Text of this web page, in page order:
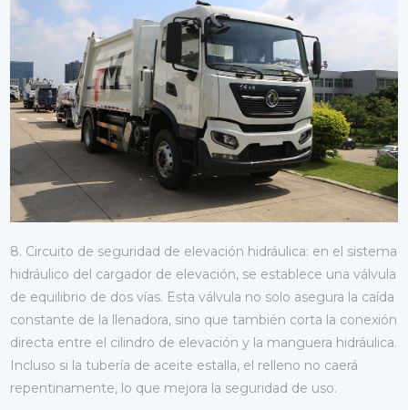
8. Circuito de seguridad de elevación hidráulica: en el sistema
hidráulico del cargador de elevación, se establece una válvula
de equilibrio de dos vías. Esta válvula no solo asegura la caída
constante de la llenadora, sino que también corta la conexión
directa entre el cilindro de elevación y la manguera hidráulica.
Incluso si la tubería de aceite estalla, el relleno no caerá
repentinamente, lo que mejora la seguridad de uso.